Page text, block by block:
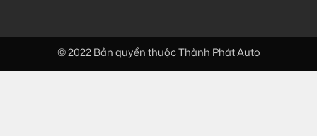
© 2022 Bản quyền thuộc Thành Phát Auto